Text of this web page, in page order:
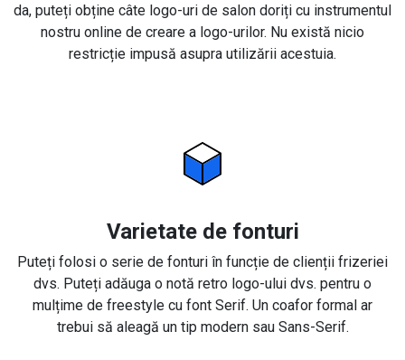
da, puteți obține câte logo-uri de salon doriți cu instrumentul
nostru online de creare a logo-urilor. Nu există nicio
restricție impusă asupra utilizării acestuia.
Varietate de fonturi
Puteți folosi o serie de fonturi în funcție de clienții frizeriei
dvs. Puteți adăuga o notă retro logo-ului dvs. pentru o
mulțime de freestyle cu font Serif. Un coafor formal ar
trebui să aleagă un tip modern sau Sans-Serif.